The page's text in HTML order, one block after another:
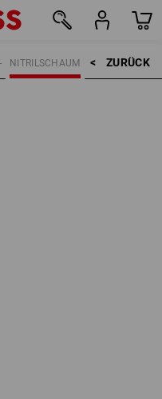
ZURÜCK    >
NITRILSCHAUM